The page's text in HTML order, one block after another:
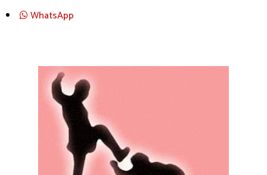
WhatsApp